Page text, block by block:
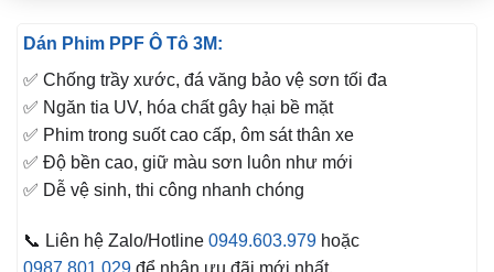
Dán Phim PPF Ô Tô 3M:
✅ Chống trầy xước, đá văng bảo vệ sơn tối đa
✅ Ngăn tia UV, hóa chất gây hại bề mặt
✅ Phim trong suốt cao cấp, ôm sát thân xe
✅ Độ bền cao, giữ màu sơn luôn như mới
✅ Dễ vệ sinh, thi công nhanh chóng
📞 Liên hệ Zalo/Hotline 0949.603.979 hoặc